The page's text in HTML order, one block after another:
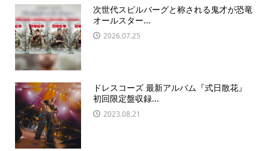
次世代スピルバーグと称される鬼才が恐竜
オールスター...
2026.07.25
ドレスコーズ 最新アルバム『式日散花』
初回限定盤収録...
2023.08.21